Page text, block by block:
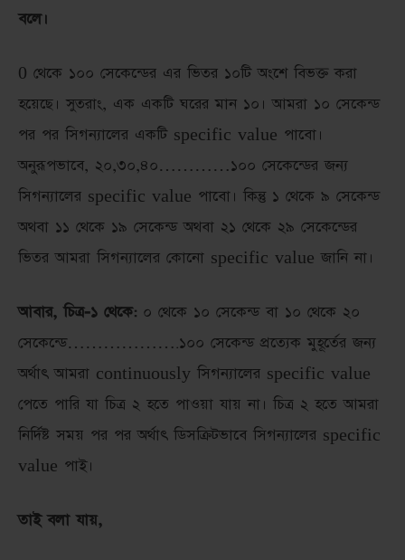
বলে।
0 থেকে ১০০ সেকেন্ডের এর ভিতর ১০টি অংশে বিভক্ত করা
হয়েছে। সুতরাং, এক একটি ঘরের মান ১০। আমরা ১০ সেকেন্ড
পর পর সিগন্যালের একটি specific value পাবো।
অনুরূপভাবে, ২০,৩০,৪০…………১০০ সেকেন্ডের জন্য
সিগন্যালের specific value পাবো। কিন্তু ১ থেকে ৯ সেকেন্ড
অথবা ১১ থেকে ১৯ সেকেন্ড অথবা ২১ থেকে ২৯ সেকেন্ডের
ভিতর আমরা সিগন্যালের কোনো specific value জানি না।
আবার, চিত্র-১ থেকে: ০ থেকে ১০ সেকেন্ড বা ১০ থেকে ২০
সেকেন্ডে……………….১০০ সেকেন্ড প্রত্যেক মুহূর্তের জন্য
অর্থাৎ আমরা continuously সিগন্যালের specific value
পেতে পারি যা চিত্র ২ হতে পাওয়া যায় না। চিত্র ২ হতে আমরা
নির্দিষ্ট সময় পর পর অর্থাৎ ডিসক্রিটভাবে সিগন্যালের specific
value পাই।
তাই বলা যায়,